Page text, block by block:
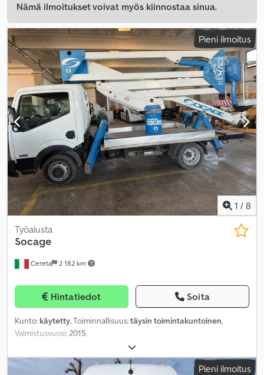
Nämä ilmoitukset voivat myös kiinnostaa sinua.
Pieni ilmoitus
1 / 8
Cereta 2 182 km
Työalusta
Socage
Hintatiedot Soita
Kunto: käytetty, Toiminnallisuus:täysin toimintakuntoinen,
Valmistusvuosi:2015,
Pieni ilmoitus